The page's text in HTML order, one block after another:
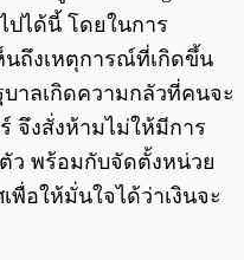
ปได้นี้ โดยในการ
นถึงเหตุการณ์ที่เกิดขึ้น
าลเกิดความกลัวที่คนจะ
จึงสั่งห้ามไม่ให้มีการ
ว พร้อมกับจัดตั้งหน่วย
พื่อให้มั่นใจได้ว่าเงินจะ